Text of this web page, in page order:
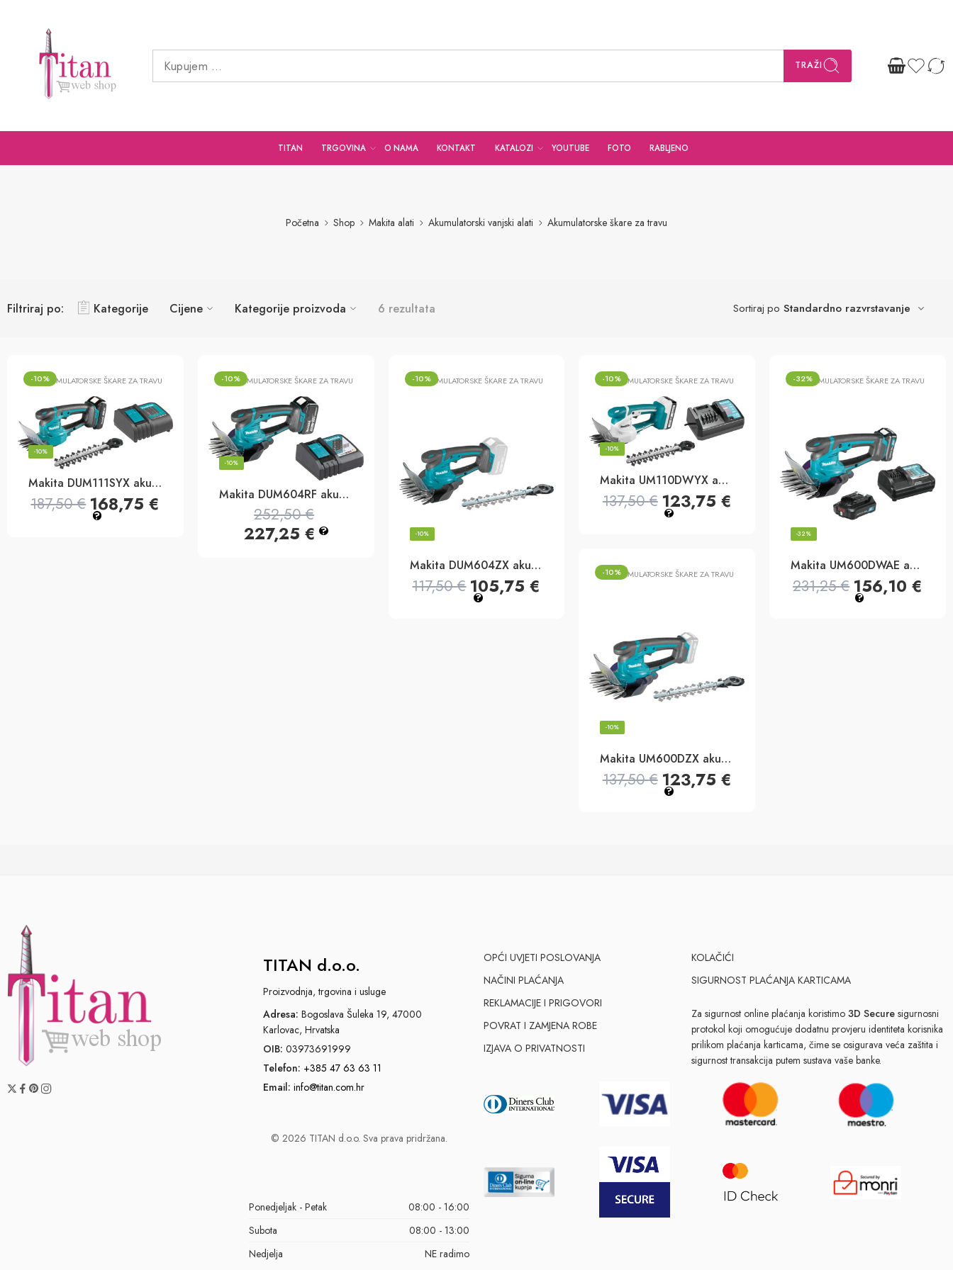
TRAŽI
TITAN TRGOVINA O NAMA KONTAKT KATALOZI YOUTUBE FOTO RABLJENO
Početna Shop Makita alati Akumulatorski vanjski alati Akumulatorske škare za travu
Filtriraj po: Kategorije Cijene Kategorije proizvoda 6 rezultata Sortiraj po Standardno razvrstavanje
-10%AKUMULATORSKE ŠKARE ZA TRAVU
Makita DUM111SYX akumulatorske škare za travu 18v, 110mm
-10%
187,50€ 168,75€
?
-10%AKUMULATORSKE ŠKARE ZA TRAVU
Makita DUM604RF akumulatorske škare za travu 18v, 160mm
-10%
252,50€
227,25 € ?
-10%AKUMULATORSKE ŠKARE ZA TRAVU
Makita DUM604ZX akumulatorske škare za travu 18v, 160mm
-10%
117,50€ 105,75€
?
-10%AKUMULATORSKE ŠKARE ZA TRAVU
Makita UM110DWYX akumulatorske škare za travu 18v, 110mm
-10%
137,50€ 123,75 €
?
-32%AKUMULATORSKE ŠKARE ZA TRAVU
Makita UM600DWAE akumulatorske škare za travu 12v max, 160mm
-32%
231,25€ 156,10€
?
-10%AKUMULATORSKE ŠKARE ZA TRAVU
Makita UM600DZX akumulatorske škare za travu 10,8v, 160mm
-10%
137,50€ 123,75 €
?
TITAN d.o.o.
Proizvodnja, trgovina i usluge
Adresa: Bogoslava Šuleka 19, 47000
Karlovac, Hrvatska
OIB: 03973691999
Telefon: +385 47 63 63 11
Email: info@titan.com.hr
© 2026 TITAN d.o.o. Sva prava pridržana.
Ponedjeljak - Petak
08:00 - 16:00
Subota
08:00 - 13:00
Nedjelja
NE radimo
OPĆI UVJETI POSLOVANJA
NAČINI PLAĆANJA
REKLAMACIJE I PRIGOVORI
POVRAT I ZAMJENA ROBE
IZJAVA O PRIVATNOSTI
KOLAČIĆI
SIGURNOST PLAĆANJA KARTICAMA
Za sigurnost online plaćanja koristimo 3D Securesigurnosni
protokol koji omogućuje dodatnu provjeru identiteta korisnika
prilikom plaćanja karticama, čime se osigurava veća zaštita i
sigurnost transakcija putem sustava vaše banke.